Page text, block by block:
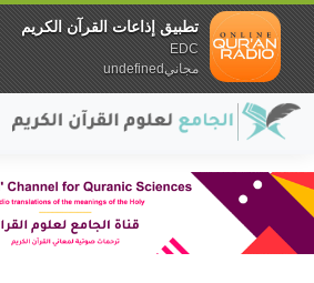
تطبيق إذاعات القرآن الكريم
EDC
مجانيundefined